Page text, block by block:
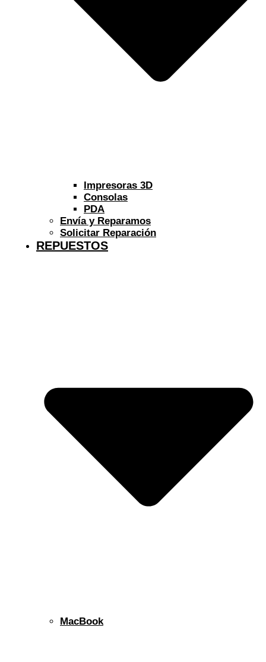
Impresoras 3D
Consolas
PDA
Envía y Reparamos
Solicitar Reparación
REPUESTOS
MacBook